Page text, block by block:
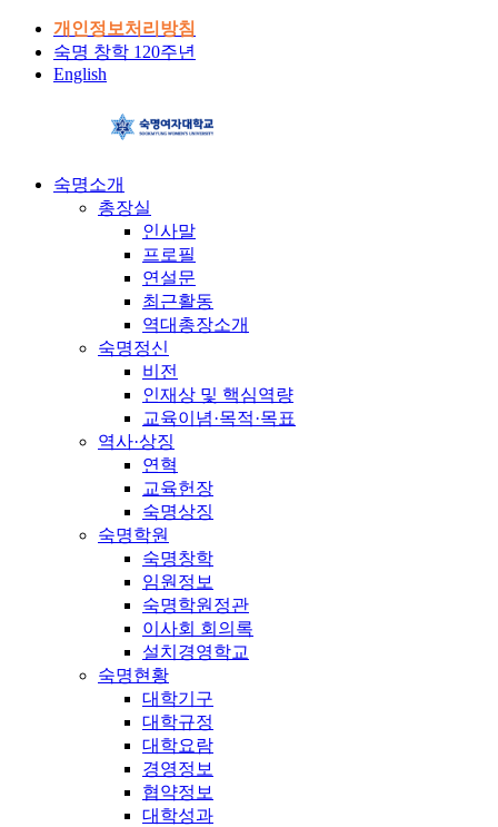
개인정보처리방침
숙명 창학 120주년
English
숙명소개
총장실
인사말
프로필
연설문
최근활동
역대총장소개
숙명정신
비전
인재상 및 핵심역량
교육이념·목적·목표
역사·상징
연혁
교육헌장
숙명상징
숙명학원
숙명창학
임원정보
숙명학원정관
이사회 회의록
설치경영학교
숙명현황
대학기구
대학규정
대학요람
경영정보
협약정보
대학성과